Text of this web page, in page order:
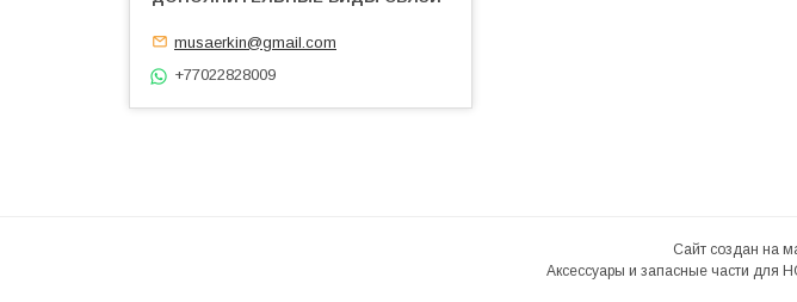
musaerkin@gmail.com
+77022828009
Сайт создан на